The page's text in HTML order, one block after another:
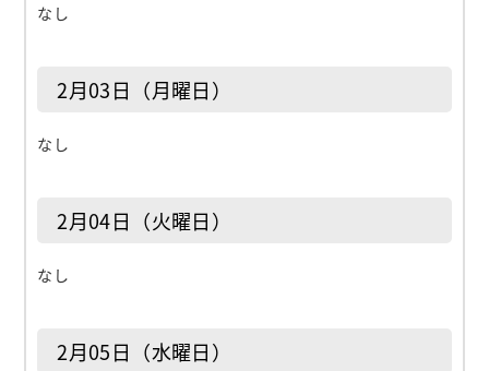
なし
2月03日（月曜日）
なし
2月04日（火曜日）
なし
2月05日（水曜日）